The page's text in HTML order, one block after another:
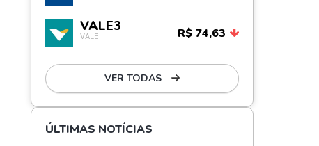
VALE3
VALE R$ 74,63
VER TODAS
ÚLTIMAS NOTÍCIAS